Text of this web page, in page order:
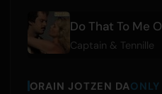
Do That To Me
Captain & Tennille
ORAIN JOTZEN DA